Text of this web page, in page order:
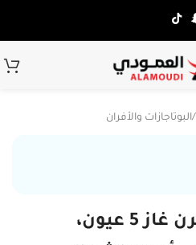
/البوتاجازات والأفران
جي في سي برو،فرن غاز 5 عيون،